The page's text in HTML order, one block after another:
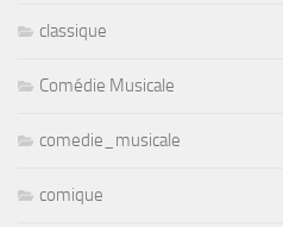
classique
Comédie Musicale
comedie_musicale
comique